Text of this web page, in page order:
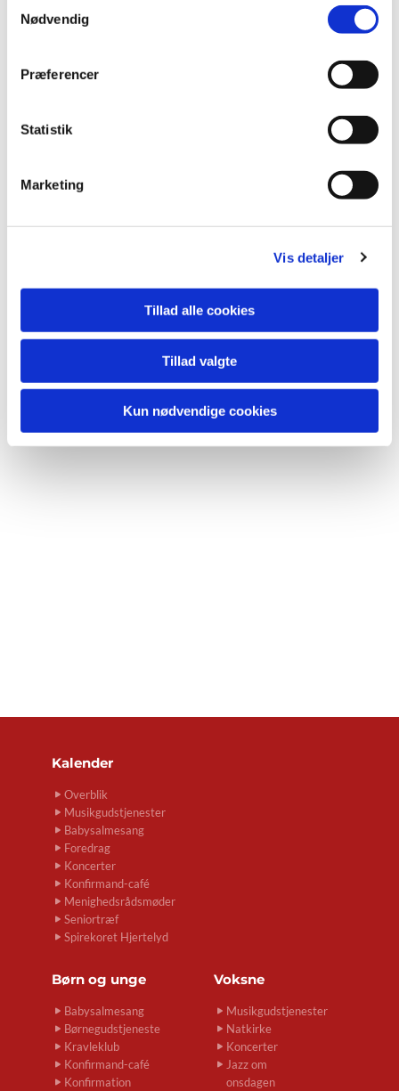
Nødvendig
Præferencer
Statistik
Marketing
Vis detaljer
Tillad alle cookies
Tillad valgte
Kun nødvendige cookies
Du vil måske også kunne lide...
Kalender
Overblik
Musikgudstjenester
Babysalmesang
Foredrag
Koncerter
Konfirmand-café
Menighedsrådsmøder
Seniortræf
Spirekoret Hjertelyd
Børn og unge
Babysalmesang
Børnegudstjeneste
Kravleklub
Konfirmand-café
Konfirmation
Voksne
Musikgudstjenester
Natkirke
Koncerter
Jazz om
onsdagen